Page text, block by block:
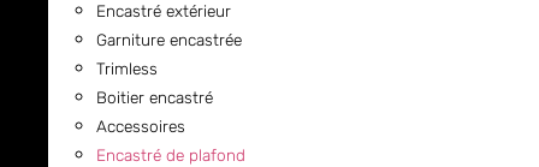
Encastré extérieur
Garniture encastrée
Trimless
Boitier encastré
Accessoires
Encastré de plafond